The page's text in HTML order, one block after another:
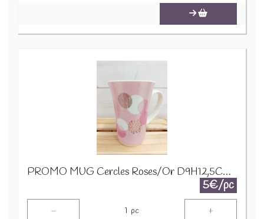
PROMO MUG Cercles Roses/Or D9H12,5CM 24322
5€/pc
- 1 pc +